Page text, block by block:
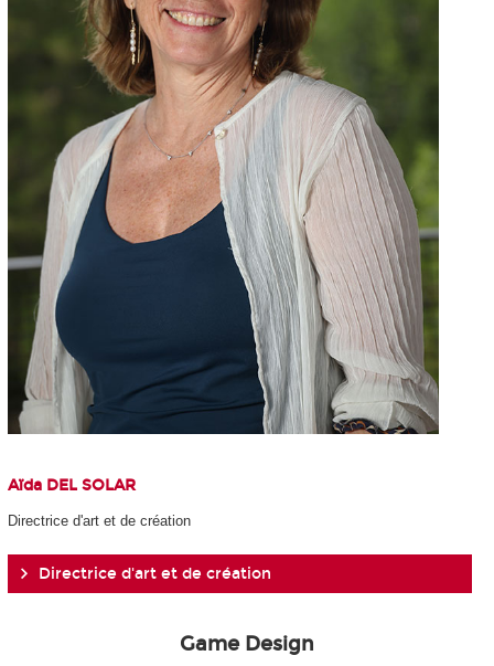
Aïda DEL SOLAR
Directrice d'art et de création​
Directrice d'art et de création​
Game Design